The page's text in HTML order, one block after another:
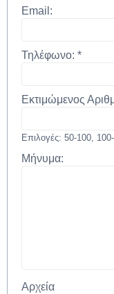
Email:
Τηλέφωνο: *
Εκτιμώμενος
Επιλογές: 50-100,
Μήνυμα:
Αρχεία